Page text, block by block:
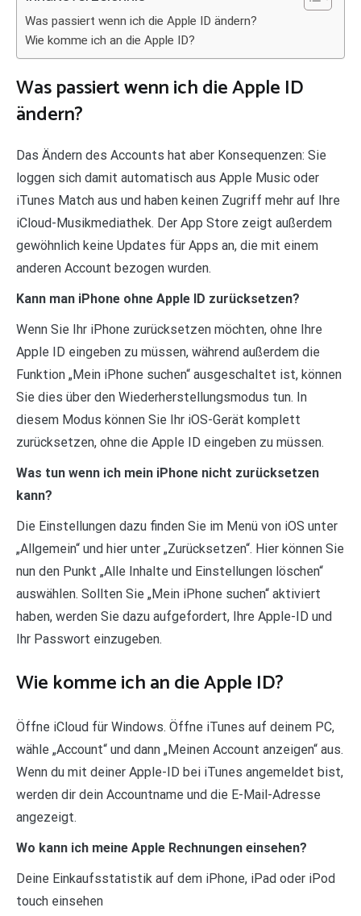
Was passiert wenn ich die Apple ID ändern?
Wie komme ich an die Apple ID?
Was passiert wenn ich die Apple ID
ändern?
Das Ändern des Accounts hat aber Konsequenzen: Sie
loggen sich damit automatisch aus Apple Music oder
iTunes Match aus und haben keinen Zugriff mehr auf Ihre
iCloud-Musikmediathek. Der App Store zeigt außerdem
gewöhnlich keine Updates für Apps an, die mit einem
anderen Account bezogen wurden.
Kann man iPhone ohne Apple ID zurücksetzen?
Wenn Sie Ihr iPhone zurücksetzen möchten, ohne Ihre
Apple ID eingeben zu müssen, während außerdem die
Funktion „Mein iPhone suchen“ ausgeschaltet ist, können
Sie dies über den Wiederherstellungsmodus tun. In
diesem Modus können Sie Ihr iOS-Gerät komplett
zurücksetzen, ohne die Apple ID eingeben zu müssen.
Was tun wenn ich mein iPhone nicht zurücksetzen
kann?
Die Einstellungen dazu finden Sie im Menü von iOS unter
„Allgemein“ und hier unter „Zurücksetzen“. Hier können Sie
nun den Punkt „Alle Inhalte und Einstellungen löschen“
auswählen. Sollten Sie „Mein iPhone suchen“ aktiviert
haben, werden Sie dazu aufgefordert, Ihre Apple-ID und
Ihr Passwort einzugeben.
Wie komme ich an die Apple ID?
Öffne iCloud für Windows. Öffne iTunes auf deinem PC,
wähle „Account“ und dann „Meinen Account anzeigen“ aus.
Wenn du mit deiner Apple-ID bei iTunes angemeldet bist,
werden dir dein Accountname und die E-Mail-Adresse
angezeigt.
Wo kann ich meine Apple Rechnungen einsehen?
Deine Einkaufsstatistik auf dem iPhone, iPad oder iPod
touch einsehen